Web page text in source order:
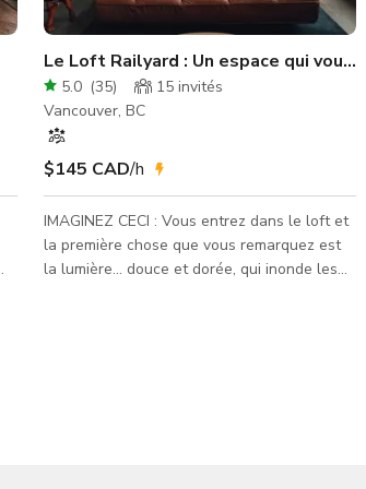
Le Loft Railyard : Un espace qui vous
5.0 (35) 15 invités
Vancouver, BC
$145 CAD/h
IMAGINEZ CECI : Vous entrez dans le loft et
la première chose que vous remarquez est
la lumière... douce et dorée, qui inonde les